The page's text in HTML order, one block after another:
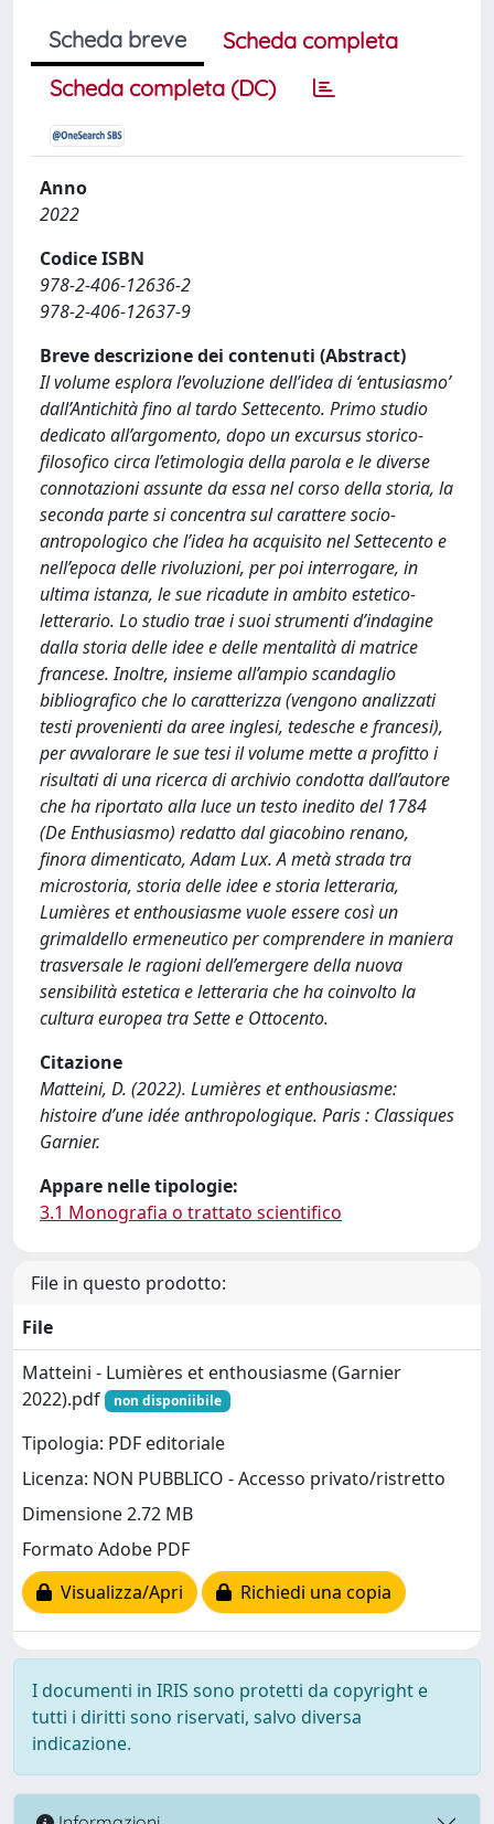
Scheda breve
Scheda completa
Scheda completa (DC)
Anno
2022
Codice ISBN
978-2-406-12636-2
978-2-406-12637-9
Breve descrizione dei contenuti (Abstract)
Il volume esplora l’evoluzione dell’idea di ‘entusiasmo’
dall’Antichità fino al tardo Settecento. Primo studio
dedicato all’argomento, dopo un excursus storico-
filosofico circa l’etimologia della parola e le diverse
connotazioni assunte da essa nel corso della storia, la
seconda parte si concentra sul carattere socio-
antropologico che l’idea ha acquisito nel Settecento e
nell’epoca delle rivoluzioni, per poi interrogare, in
ultima istanza, le sue ricadute in ambito estetico-
letterario. Lo studio trae i suoi strumenti d’indagine
dalla storia delle idee e delle mentalità di matrice
francese. Inoltre, insieme all’ampio scandaglio
bibliografico che lo caratterizza (vengono analizzati
testi provenienti da aree inglesi, tedesche e francesi),
per avvalorare le sue tesi il volume mette a profitto i
risultati di una ricerca di archivio condotta dall’autore
che ha riportato alla luce un testo inedito del 1784
(De Enthusiasmo) redatto dal giacobino renano,
finora dimenticato, Adam Lux. A metà strada tra
microstoria, storia delle idee e storia letteraria,
Lumières et enthousiasme vuole essere così un
grimaldello ermeneutico per comprendere in maniera
trasversale le ragioni dell’emergere della nuova
sensibilità estetica e letteraria che ha coinvolto la
cultura europea tra Sette e Ottocento.
Citazione
Matteini, D. (2022). Lumières et enthousiasme:
histoire d’une idée anthropologique. Paris : Classiques
Garnier.
Appare nelle tipologie:
3.1 Monografia o trattato scientifico
File in questo prodotto:
File
Matteini - Lumières et enthousiasme (Garnier
2022).pdf
non disponiibile
Tipologia: PDF editoriale
Licenza: NON PUBBLICO - Accesso privato/ristretto
Dimensione 2.72 MB
Formato Adobe PDF
Visualizza/Apri
Richiedi una copia
I documenti in IRIS sono protetti da copyright e
tutti i diritti sono riservati, salvo diversa
indicazione.